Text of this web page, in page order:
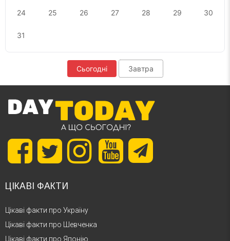
24 25 26 27 28 29 30
31
Сьогодні Завтра
ЦІКАВІ ФАКТИ
Цікаві факти про Україну
Цікаві факти про Шевченка
Цікаві факти про Японію